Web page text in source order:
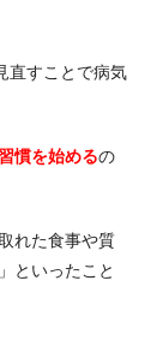
直すことで病気
慣を始めるの
れた食事や質
といったこと